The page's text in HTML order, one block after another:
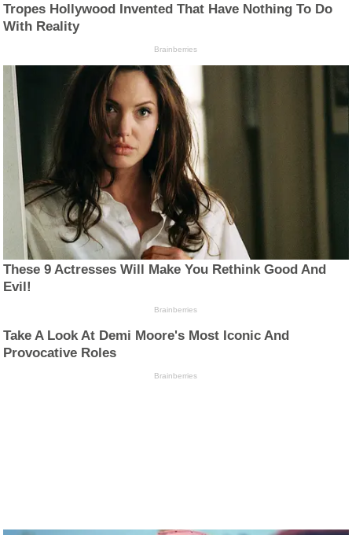
Tropes Hollywood Invented That Have Nothing To Do
With Reality
Brainberries
These 9 Actresses Will Make You Rethink Good And
Evil!
Brainberries
Take A Look At Demi Moore's Most Iconic And
Provocative Roles
Brainberries